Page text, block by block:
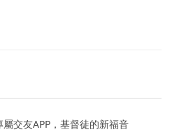
屬交友APP，基督徒的新福音